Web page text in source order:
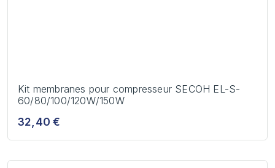
Kit membranes pour compresseur SECOH EL-S-
60/80/100/120W/150W
32,40 €